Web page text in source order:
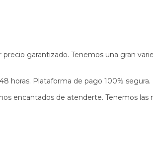
precio garantizado. Tenemos una gran
horas. Plataforma de pago 100% segura.
encantados de atenderte. Tenemos las